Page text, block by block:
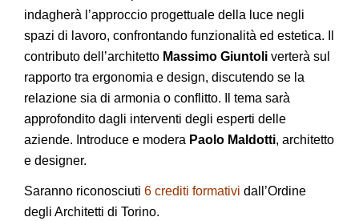
indagherà l’approccio progettuale della luce negli
spazi di lavoro, confrontando funzionalità ed estetica. Il
contributo dell’architetto Massimo Giuntoli verterà sul
rapporto tra ergonomia e design, discutendo se la
relazione sia di armonia o conflitto. Il tema sarà
approfondito dagli interventi degli esperti delle
aziende. Introduce e modera Paolo Maldotti, architetto
e designer.
Saranno riconosciuti 6 crediti formativi dall’Ordine
degli Architetti di Torino.